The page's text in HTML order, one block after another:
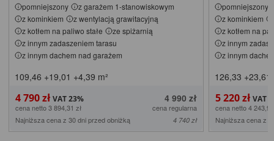
pomniejszony
z garażem 1-stanowiskowym
z kominkiem
z wentylacją grawitacyjną
z kotłem na paliwo stałe
ze spiżarnią
z innym zadaszeniem tarasu
z innym dachem nad garażem
109,46 +19,01 +4,39 m²
4 790 zł 4 990 zł
cena netto 3 894,31 zł
cena regularna
Najniższa cena z 30 dni przed obniżką
4 740 zł
pomniejszony
z kominkiem
z kotłem na
z innym
z innym
126,33 +23,61
5 220 zł
cena netto 4
Najniższa cena z